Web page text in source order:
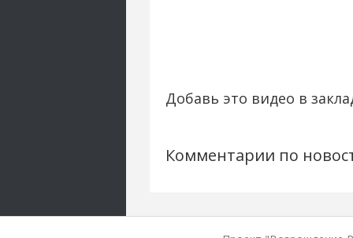
Добавь это видео в
Комментарии по